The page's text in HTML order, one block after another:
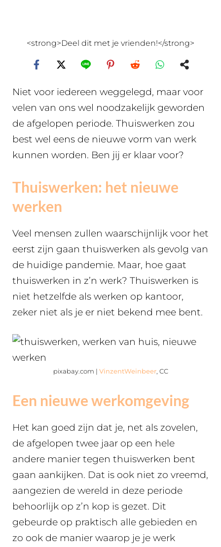
<strong>Deel dit met je vrienden!</strong>
Niet voor iedereen weggelegd, maar voor
velen van ons wel noodzakelijk geworden
de afgelopen periode. Thuiswerken zou
best wel eens de nieuwe vorm van werk
kunnen worden. Ben jij er klaar voor?
Thuiswerken: het nieuwe
werken
Veel mensen zullen waarschijnlijk voor het
eerst zijn gaan thuiswerken als gevolg van
de huidige pandemie. Maar, hoe gaat
thuiswerken in z’n werk? Thuiswerken is
niet hetzelfde als werken op kantoor,
zeker niet als je er niet bekend mee bent.
pixabay.com | VinzentWeinbeer, CC
Een nieuwe werkomgeving
Het kan goed zijn dat je, net als zovelen,
de afgelopen twee jaar op een hele
andere manier tegen thuiswerken bent
gaan aankijken. Dat is ook niet zo vreemd,
aangezien de wereld in deze periode
behoorlijk op z’n kop is gezet. Dit
gebeurde op praktisch alle gebieden en
zo ook de manier waarop je je werk